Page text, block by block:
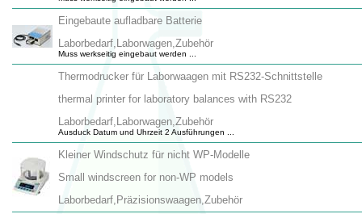
Eingebaute aufladbare Batterie
Laborbedarf,Laborwagen,Zubehör
Muss werkseitig eingebaut werden ...
Thermodrucker für Laborwaagen mit RS232-Schnittstelle
thermal printer for laboratory balances with RS232
Laborbedarf,Laborwagen,Zubehör
Ausduck Datum und Uhrzeit 2 Ausführungen ...
Kleiner Windschutz für nicht WP-Modelle
Small windscreen for non-WP models
Laborbedarf,Präzisionswaagen,Zubehör